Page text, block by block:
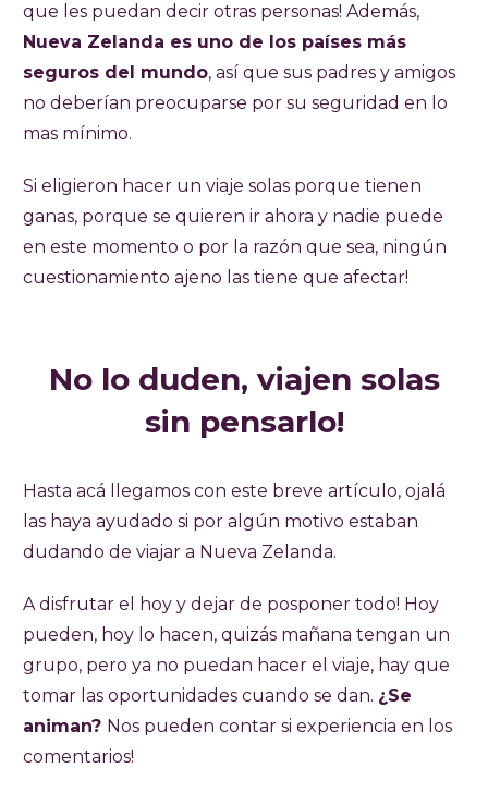
que les puedan decir otras personas! Además,
Nueva Zelanda es uno de los países más
seguros del mundo, así que sus padres y amigos
no deberían preocuparse por su seguridad en lo
mas mínimo.
Si eligieron hacer un viaje solas porque tienen
ganas, porque se quieren ir ahora y nadie puede
en este momento o por la razón que sea, ningún
cuestionamiento ajeno las tiene que afectar!
No lo duden, viajen solas
sin pensarlo!
Hasta acá llegamos con este breve artículo, ojalá
las haya ayudado si por algún motivo estaban
dudando de viajar a Nueva Zelanda.
A disfrutar el hoy y dejar de posponer todo! Hoy
pueden, hoy lo hacen, quizás mañana tengan un
grupo, pero ya no puedan hacer el viaje, hay que
tomar las oportunidades cuando se dan. ¿Se
animan? Nos pueden contar si experiencia en los
comentarios!